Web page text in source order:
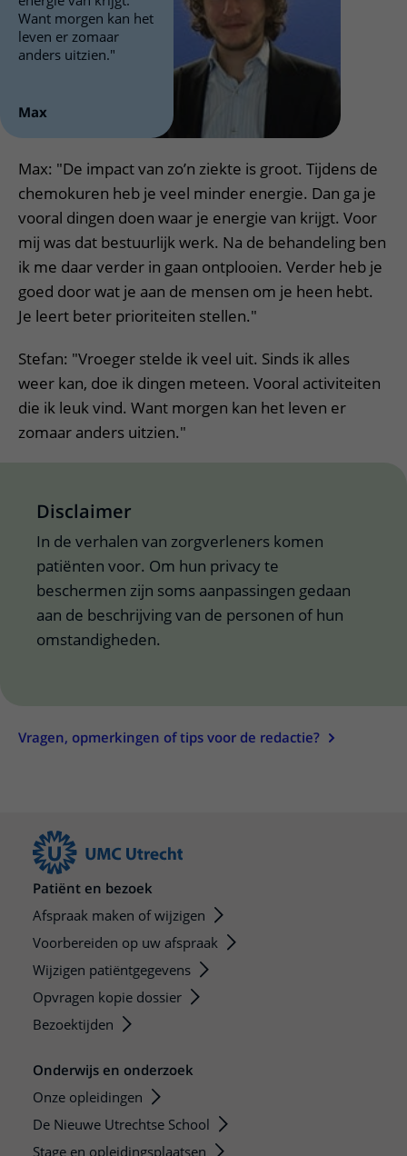
Want morgen kan het
leven er zomaar
anders uitzien."
Max
Max: "De impact van zo’n ziekte is groot. Tijdens de
chemokuren heb je veel minder energie. Dan ga je
vooral dingen doen waar je energie van krijgt. Voor
mij was dat bestuurlijk werk. Na de behandeling ben
ik me daar verder in gaan ontplooien. Verder heb je
goed door wat je aan de mensen om je heen hebt.
Je leert beter prioriteiten stellen."
Stefan: "Vroeger stelde ik veel uit. Sinds ik alles
weer kan, doe ik dingen meteen. Vooral activiteiten
die ik leuk vind. Want morgen kan het leven er
zomaar anders uitzien."
Disclaimer
In de verhalen van zorgverleners komen
patiënten voor. Om hun privacy te
beschermen zijn soms aanpassingen gedaan
aan de beschrijving van de personen of hun
omstandigheden.
Vragen, opmerkingen of tips voor de redactie?
Patiënt en bezoek
Afspraak maken of wijzigen
Voorbereiden op uw afspraak
Wijzigen patiëntgegevens
Opvragen kopie dossier
Bezoektijden
Onderwijs en onderzoek
Onze opleidingen
De Nieuwe Utrechtse School
Stage en opleidingsplaatsen